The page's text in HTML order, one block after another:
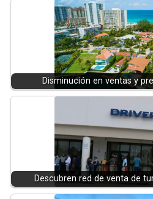
Disminución en ventas y
Descubren red de venta de